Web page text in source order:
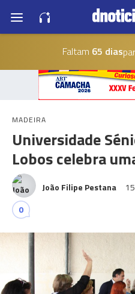
Faltam 65 dias
MADEIRA
Universidade
Lobos celebra
João Filipe Pestana
0